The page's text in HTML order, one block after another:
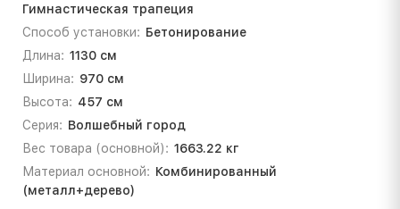
Гимнастическая трапеция
Способ установки: Бетонирование
Длина: 1130 см
Ширина: 970 см
Высота: 457 см
Серия: Волшебный город
Вес товара (основной): 1663.22 кг
Материал основной: Комбинированный
(металл+дерево)